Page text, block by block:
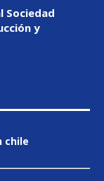
Sociedad
y
chile